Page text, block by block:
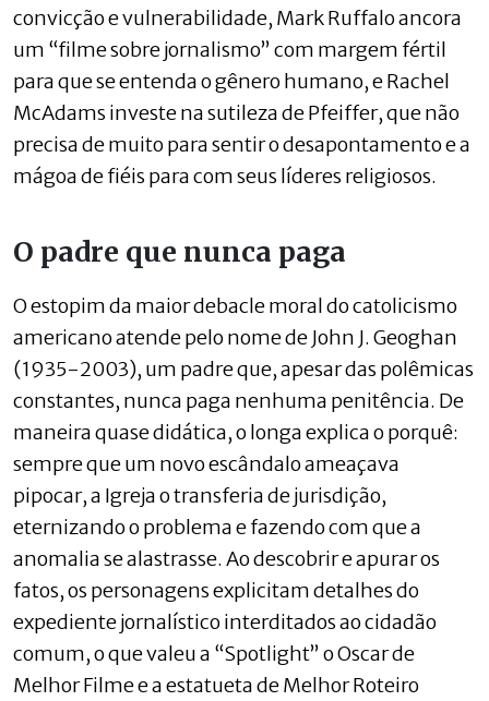
convicção e vulnerabilidade, Mark Ruffalo ancora
um “filme sobre jornalismo” com margem fértil
para que se entenda o gênero humano, e Rachel
McAdams investe na sutileza de Pfeiffer, que não
precisa de muito para sentir o desapontamento e a
mágoa de fiéis para com seus líderes religiosos.
O padre que nunca paga
O estopim da maior debacle moral do catolicismo
americano atende pelo nome de John J. Geoghan
(1935-2003), um padre que, apesar das polêmicas
constantes, nunca paga nenhuma penitência. De
maneira quase didática, o longa explica o porquê:
sempre que um novo escândalo ameaçava
pipocar, a Igreja o transferia de jurisdição,
eternizando o problema e fazendo com que a
anomalia se alastrasse. Ao descobrir e apurar os
fatos, os personagens explicitam detalhes do
expediente jornalístico interditados ao cidadão
comum, o que valeu a “Spotlight” o Oscar de
Melhor Filme e a estatueta de Melhor Roteiro